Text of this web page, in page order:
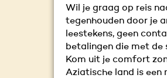
Wil je graag op reis
tegenhouden door je
leestekens, geen
betalingen die met de
Kom uit je comfort
Aziatische land is